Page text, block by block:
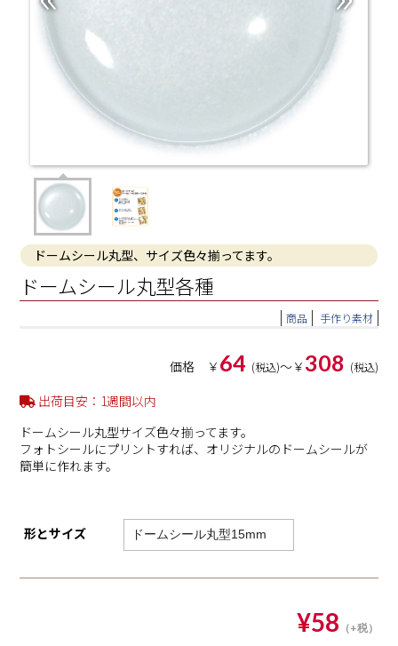
ドームシール丸型、サイズ色々揃ってます。
ドームシール丸型各種
商品 手作り素材
価格 ￥ 64 (税込)〜￥ 308 (税込)
出荷目安：1週間以内
ドームシール丸型サイズ色々揃ってます。
フォトシールにプリントすれば、オリジナルのドームシールが
簡単に作れます。
形とサイズ
¥58